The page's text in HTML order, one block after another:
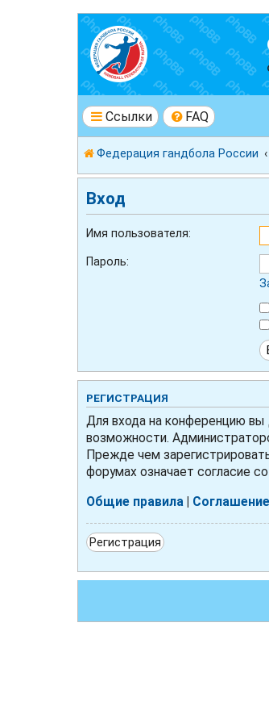
Ссылки FAQ
Федерация гандбола России
Вход
Имя пользователя:
Пароль:
РЕГИСТРАЦИЯ
Для входа на конференцию вы
возможности.
Прежде чем
форумах означает согласие
Общие правила
Регистрация